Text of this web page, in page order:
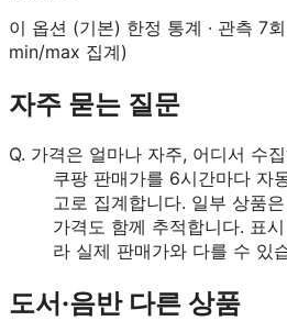
이 옵션 (기본) 한정 통계 · 관측 7
min/max 집계)
자주 묻는 질문
Q. 가격은 얼마나 자주, 어디서 수
쿠팡 판매가를 6시간마다 자
고로 집계합니다. 일부 상품
가격도 함께 추적합니다. 표
라 실제 판매가와 다를 수 있
도서·음반다른 상품